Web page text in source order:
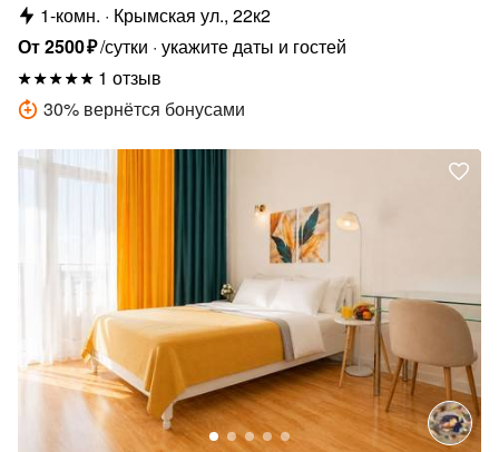
1-комн.
Крымская ул., 22к2
От2500₽/сутки укажите даты и гостей
1 отзыв
30% вернётся бонусами